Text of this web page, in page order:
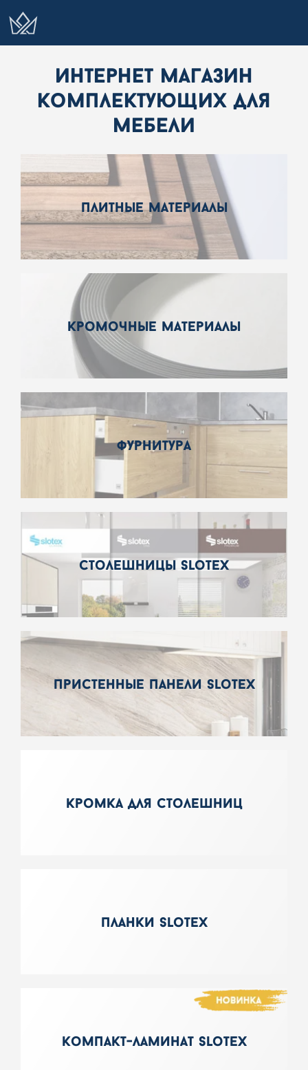
интернет магазин
комплектующих для
мебели
плитные материалы
кромочные материалы
фурнитура
столешницы slotex
пристенные панели slotex
кромка для столешниц
планки slotex
компакт-ламинат slotex